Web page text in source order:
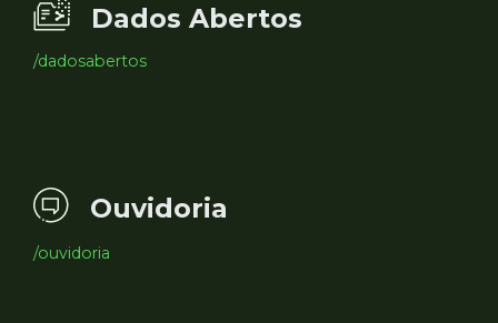
Dados Abertos
/dadosabertos
Ouvidoria
/ouvidoria